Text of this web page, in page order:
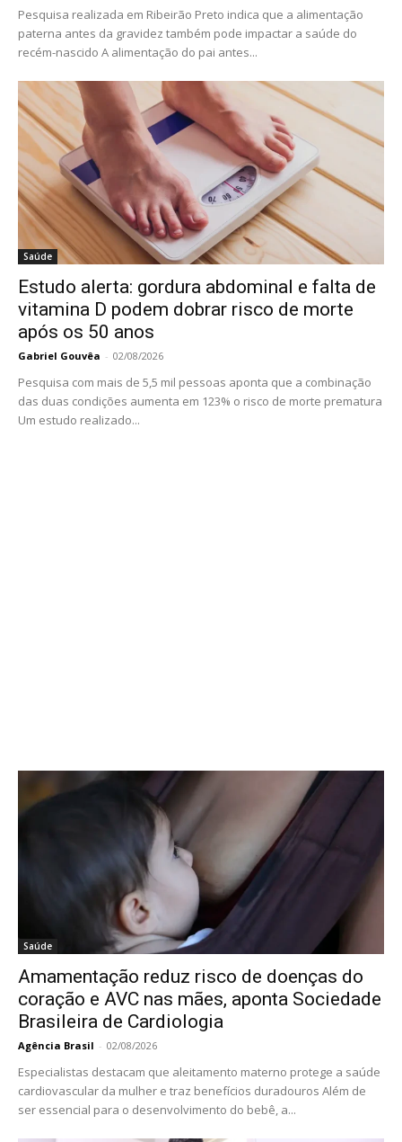
Pesquisa realizada em Ribeirão Preto indica que a alimentação
paterna antes da gravidez também pode impactar a saúde do
recém-nascido A alimentação do pai antes...
Saúde
Estudo alerta: gordura abdominal e falta de
vitamina D podem dobrar risco de morte
após os 50 anos
Gabriel Gouvêa - 02/08/2026
Pesquisa com mais de 5,5 mil pessoas aponta que a combinação
das duas condições aumenta em 123% o risco de morte prematura
Um estudo realizado...
Saúde
Amamentação reduz risco de doenças do
coração e AVC nas mães, aponta Sociedade
Brasileira de Cardiologia
Agência Brasil - 02/08/2026
Especialistas destacam que aleitamento materno protege a saúde
cardiovascular da mulher e traz benefícios duradouros Além de
ser essencial para o desenvolvimento do bebê, a...